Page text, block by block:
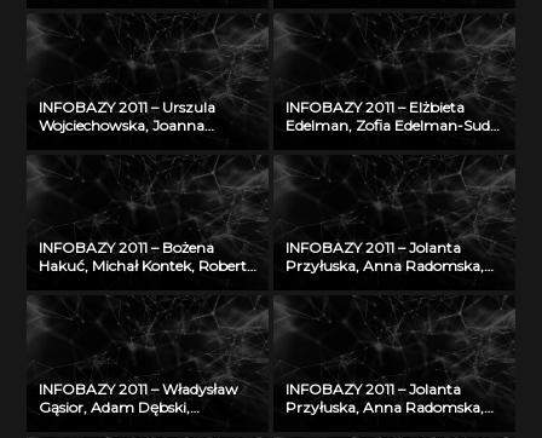
Repozytorium Cyfrowe
Instytutów Naukowych – coś
więcej niż Biblioteka Cyfrowa
INFOBAZY 2011 – Urszula
Wojciechowska, Joanna
– Informatyczna platforma
naukowa do wymiany wiedzy
o zagrożeniu nowotworami
złośliwymi
INFOBAZY 2011 – Elżbieta
Edelman, Zofia Edelman-Sudoł
MORSKICH PUBLIKACJI –
realizacja, stan obecny i
przyszłość
INFOBAZY 2011 – Bożena
Hakuć, Michał Kontek, Robert
portal wiedzy, czyli co
możemy znaleźć w
Pomorskiej Bibliotece Cyfrowej
INFOBAZY 2011 – Jolanta
Przyłuska, Anna Radomska,
informatyczna do
efektywnego zarządzania
wiedzą i badaniami
naukowymi w IMP w Łodzi
INFOBAZY 2011 – Władysław
Gąsior, Adam Dębski,
INFOBAZY 2011 – Jolanta
Przyłuska, Anna Radomska,